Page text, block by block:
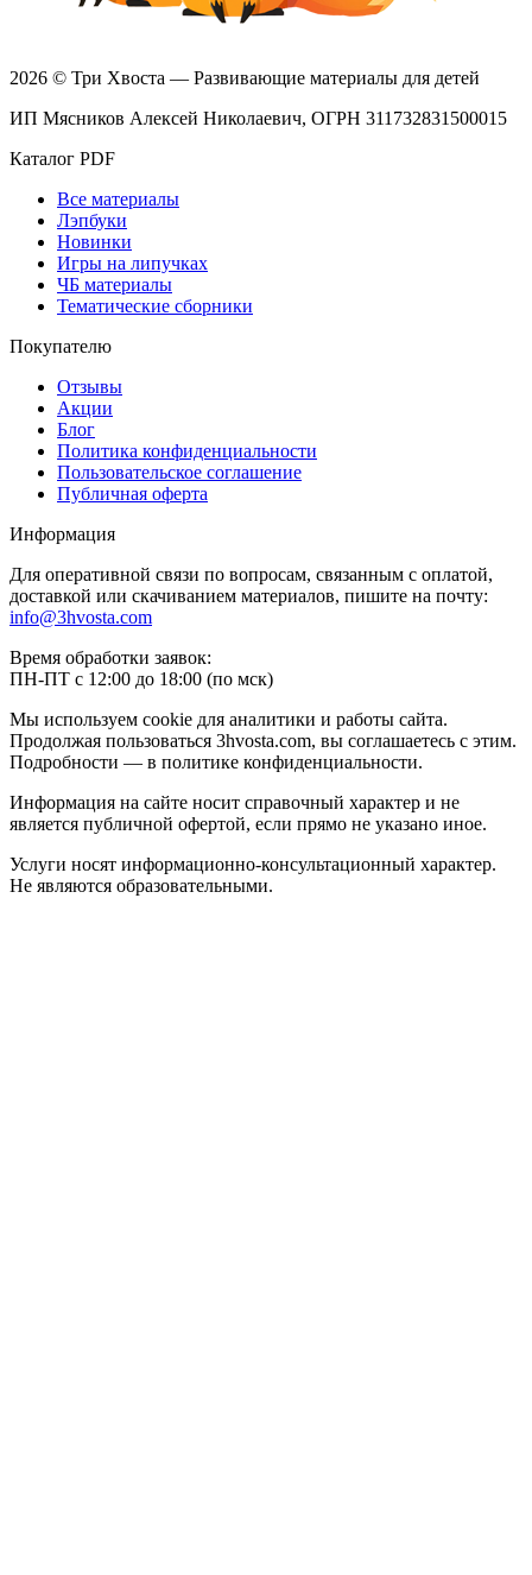
2026 © Три Хвоста — Развивающие материалы для детей
ИП Мясников Алексей Николаевич, ОГРН 311732831500015
Каталог PDF
Все материалы
Лэпбуки
Новинки
Игры на липучках
ЧБ материалы
Тематические сборники
Покупателю
Отзывы
Акции
Блог
Политика конфиденциальности
Пользовательское соглашение
Публичная оферта
Информация
Для оперативной связи по вопросам, связанным с оплатой,
доставкой или скачиванием материалов, пишите на почту:
info@3hvosta.com
Время обработки заявок:
ПН-ПТ с 12:00 до 18:00 (по мск)
Мы используем cookie для аналитики и работы сайта.
Продолжая пользоваться 3hvosta.com, вы соглашаетесь с этим.
Подробности — в политике конфиденциальности.
Информация на сайте носит справочный характер и не
является публичной офертой, если прямо не указано иное.
Услуги носят информационно-консультационный характер.
Не являются образовательными.